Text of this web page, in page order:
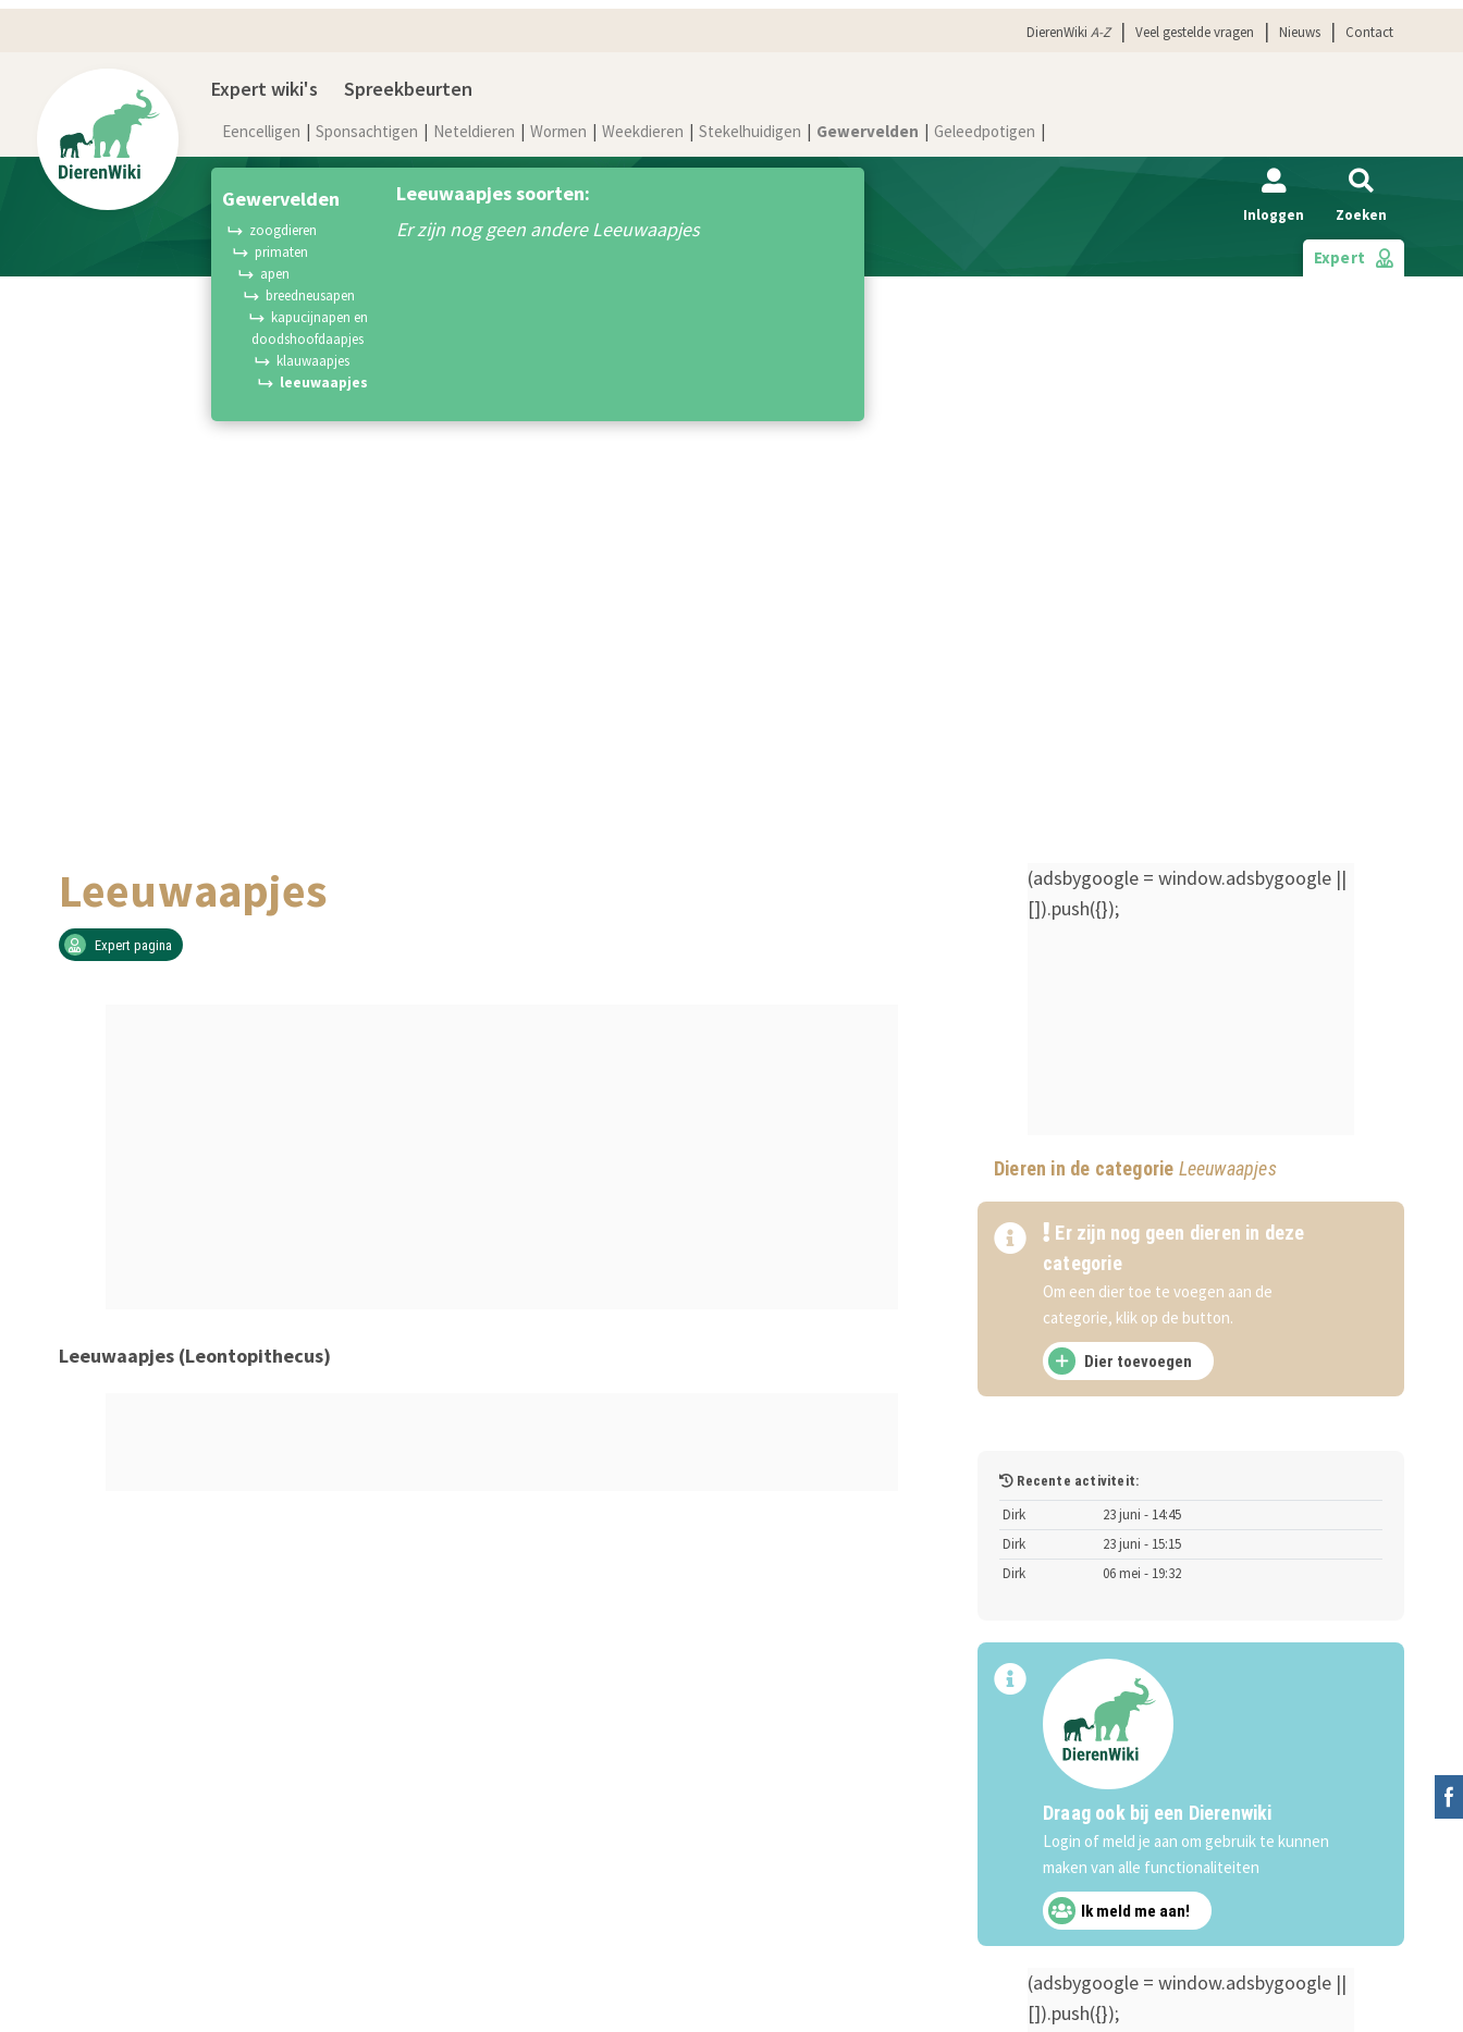
DierenWikiA-Z Veel gestelde vragen Nieuws Contact
Expert wiki's Spreekbeurten
Eencelligen Sponsachtigen Neteldieren Wormen Weekdieren Stekelhuidigen Gewervelden Geleedpotigen
gewervelden
zoogdieren
primaten
apen
breedneusapen
kapucijnapen en
doodshoofdaapjes
klauwaapjes
leeuwaapjes
Leeuwaapjes soorten:
Er zijn nog geen andere Leeuwaapjes
Inloggen Zoeken
Expert
Leeuwaapjes
Expert pagina
Leeuwaapjes (Leontopithecus)
(adsbygoogle = window.adsbygoogle ||
[]).push({});
Dieren in de categorie Leeuwaapjes
Er zijn nog geen dieren in deze
categorie
Om een dier toe te voegen aan de
categorie, klik op de button.
Dier toevoegen
Recente activiteit:
Dirk
23 juni - 14:45
Dirk
23 juni - 15:15
Dirk
06 mei - 19:32
Draag ook bij een Dierenwiki
Login of meld je aan om gebruik te kunnen
maken van alle functionaliteiten
Ik meld me aan!
(adsbygoogle = window.adsbygoogle ||
[]).push({});